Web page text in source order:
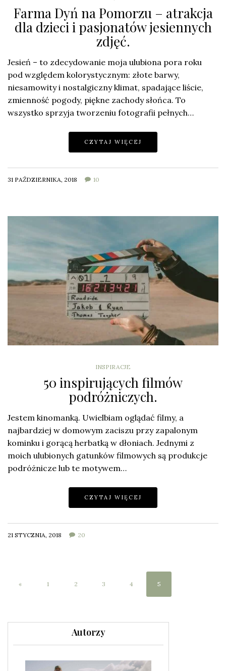
Farma Dyń na Pomorzu – atrakcja
dla dzieci i pasjonatów jesiennych
zdjęć.
Jesień – to zdecydowanie moja ulubiona pora roku
pod względem kolorystycznym: złote barwy,
niesamowity i nostalgiczny klimat, spadające liście,
zmienność pogody, piękne zachody słońca. To
wszystko sprzyja tworzeniu fotografii pełnych…
CZYTAJ WIĘCEJ
31 PAŹDZIERNIKA, 2018 10
INSPIRACJE
50 inspirujących filmów
podróżniczych.
Jestem kinomanką. Uwielbiam oglądać filmy, a
najbardziej w domowym zaciszu przy zapalonym
kominku i gorącą herbatką w dłoniach. Jednymi z
moich ulubionych gatunków filmowych są produkcje
podróżnicze lub te motywem…
CZYTAJ WIĘCEJ
21 STYCZNIA, 2018 20
« 1 2 3 4 5
Autorzy